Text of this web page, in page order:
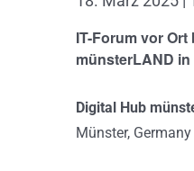
IT-Forum vor
münsterLAND
Digital Hub
Münster, Germany